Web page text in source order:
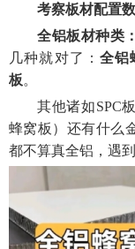
考察板材配置
全铝板材种类：
几种就对了： 全铝
板。
其他诸如SPC板
蜂窝板）还有什么
都不算真全铝，遇